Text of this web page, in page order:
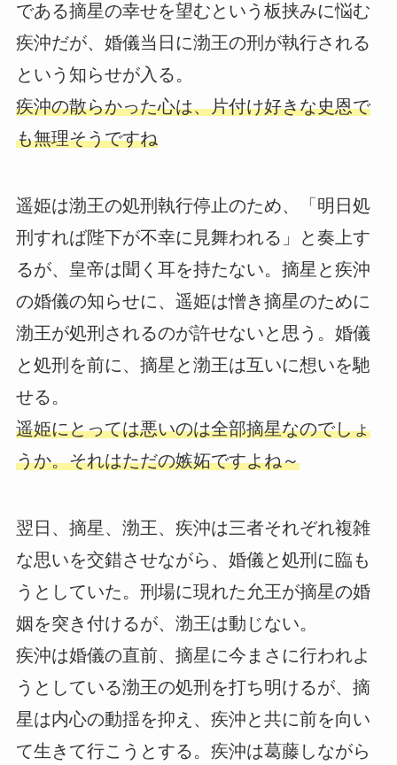
である摘星の幸せを望むという板挟みに悩む
疾沖だが、婚儀当日に渤王の刑が執行される
という知らせが入る。
疾沖の散らかった心は、片付け好きな史恩で
も無理そうですね
遥姫は渤王の処刑執行停止のため、「明日処
刑すれば陛下が不幸に見舞われる」と奏上す
るが、皇帝は聞く耳を持たない。摘星と疾沖
の婚儀の知らせに、遥姫は憎き摘星のために
渤王が処刑されるのが許せないと思う。婚儀
と処刑を前に、摘星と渤王は互いに想いを馳
せる。
遥姫にとっては悪いのは全部摘星なのでしょ
うか。それはただの嫉妬ですよね～
翌日、摘星、渤王、疾沖は三者それぞれ複雑
な思いを交錯させながら、婚儀と処刑に臨も
うとしていた。刑場に現れた允王が摘星の婚
姻を突き付けるが、渤王は動じない。
疾沖は婚儀の直前、摘星に今まさに行われよ
うとしている渤王の処刑を打ち明けるが、摘
星は内心の動揺を抑え、疾沖と共に前を向い
て生きて行こうとする。疾沖は葛藤しながら